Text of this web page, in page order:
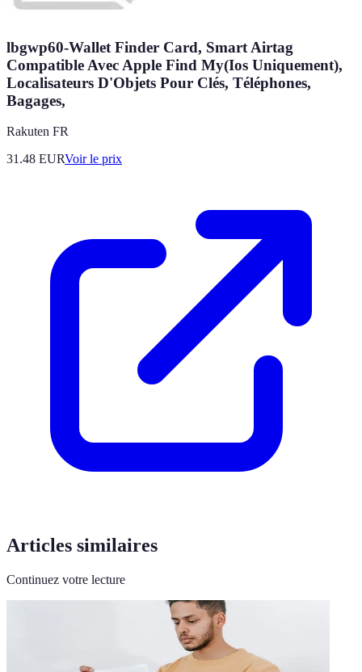
lbgwp60-Wallet Finder Card, Smart Airtag
Compatible Avec Apple Find My(Ios Uniquement),
Localisateurs D'Objets Pour Clés, Téléphones,
Bagages,
Rakuten FR
31.48 EURVoir le prix
Articles similaires
Continuez votre lecture